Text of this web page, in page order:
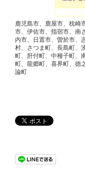
鹿児島市、鹿屋市、枕崎
市、伊佐市、指宿市、南
内市、日置市、曽於市、
村、さつま町、長島町、
町、肝付町、中種子町、
町、龍郷町、喜界町、徳
論町